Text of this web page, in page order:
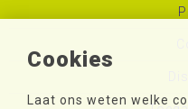
Cookies
Laat ons weten welke